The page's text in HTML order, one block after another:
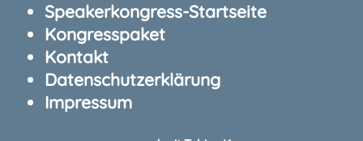
Speakerkongress-Startseite
Kongresspaket
Kontakt
Datenschutzerklärung
Impressum